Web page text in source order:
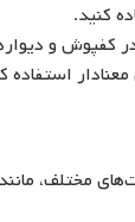
کنید.
و
استفاده
مختلف،